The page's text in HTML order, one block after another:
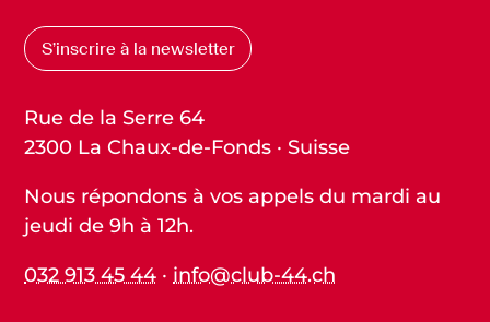
S’inscrire à la newsletter
Rue de la Serre 64
2300 La Chaux-de-Fonds · Suisse
Nous répondons à vos appels du mardi au
jeudi de 9h à 12h.
032 913 45 44 ·info@club-44.ch